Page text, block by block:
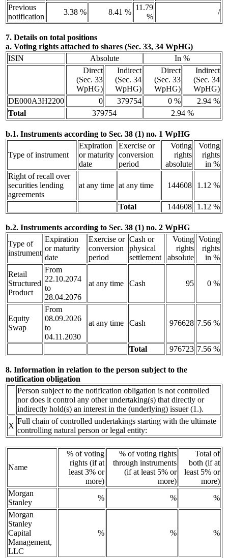
Previous
notification
3.38 % 8.41 %
11.79
%
/
7. Details on total positions
a. Voting rights attached to shares (Sec. 33, 34 WpHG)
ISIN
Absolute
In %
Direct
(Sec. 33
WpHG)
Indirect
(Sec. 34
WpHG)
Direct
(Sec. 33
WpHG)
Indirect
(Sec. 34
WpHG)
DE000A3H2200
0 379754 0 %
2.94 %
Total
379754 2.94 %
b.1. Instruments according to Sec. 38 (1) no. 1 WpHG
Type of instrument
Expiration
or maturity
date
Exercise or
conversion
period
Voting
rights
absolute
Voting
rights
in %
Right of recall over
securities lending
agreements
at any time at any time 144608 1.12 %
Total 144608 1.12 %
b.2. Instruments according to Sec. 38 (1) no. 2 WpHG
Type of
instrument
Expiration
or maturity
date
Exercise or
conversion
period
Cash or
physical
settlement
Voting
rights
absolute
Voting
rights
in %
Retail
Structured
Product
From
22.10.2074
to
28.04.2076
at any time Cash 95 0 %
Equity
Swap
From
08.09.2026
to
04.11.2030
at any time Cash 976628 7.56 %
Total 976723 7.56 %
8. Information in relation to the person subject to the
notification obligation
Person subject to the notification obligation is not controlled
nor does it control any other undertaking(s) that directly or
indirectly hold(s) an interest in the (underlying) issuer (1.).
X
Full chain of controlled undertakings starting with the ultimate
controlling natural person or legal entity:
Name
% of voting
rights (if at
least 3% or
more)
% of voting rights
through instruments
(if at least 5% or
more)
Total of
both (if at
least 5% or
more)
Morgan
Stanley
% %
%
Morgan
Stanley
Capital
Management,
LLC
% % %